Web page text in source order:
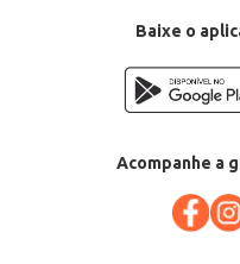
Baixe o
Acompanhe a